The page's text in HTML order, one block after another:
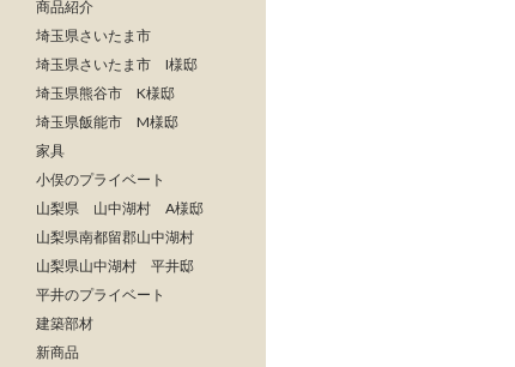
商品紹介
埼玉県さいたま市
埼玉県さいたま市 I様邸
埼玉県熊谷市 K様邸
埼玉県飯能市 M様邸
家具
小俣のプライベート
山梨県 山中湖村 A様邸
山梨県南都留郡山中湖村
山梨県山中湖村 平井邸
平井のプライベート
建築部材
新商品